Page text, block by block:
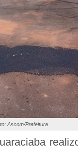
Ascom/Prefeitura